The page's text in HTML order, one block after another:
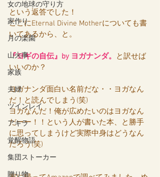
女の地球の守り方
家作り
月の楽園
山火事
家族
夫婦
ツインレイ
アキラ
覚醒物語
集団ストーカー
贈り物
という返答でした！
ここにEternal Divine Motherについても書
いてあるから、と。
『ヨギの自伝』by ヨガナンダ。
と訳せば
いいのか？
ヨガナンダ面白い名前だな・・ヨガなん
だ！と読んでしまう(笑)
ヨガなんだ！俺が広めたいのはヨガなん
だーー！！という人が書いた本、と勝手
に思ってしまうけど実際中身はどうなん
だろう(笑)